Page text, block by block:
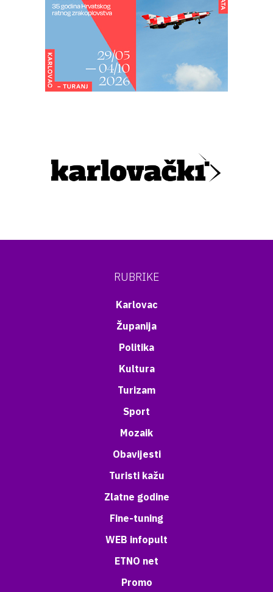
RUBRIKE
Karlovac
Županija
Politika
Kultura
Turizam
Sport
Mozaik
Obavijesti
Turisti kažu
Zlatne godine
Fine-tuning
WEB infopult
ETNO net
Promo